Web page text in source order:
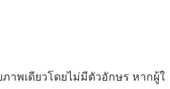
าพเดียวโดยไม่มีตัวอักษร หากผู้ใ